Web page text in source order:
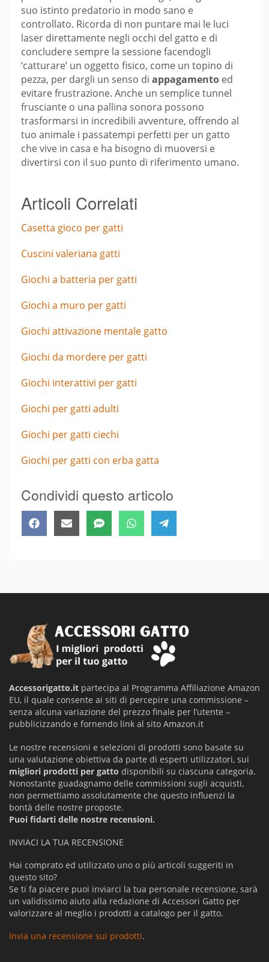
suo istinto predatorio in modo sano e
controllato. Ricorda di non puntare mai le luci
laser direttamente negli occhi del gatto e di
concludere sempre la sessione facendogli
‘catturare’ un oggetto fisico, come un topino di
pezza, per dargli un senso di appagamento ed
evitare frustrazione. Anche un semplice tunnel
frusciante o una pallina sonora possono
trasformarsi in incredibili avventure, offrendo al
tuo animale i passatempi perfetti per un gatto
che vive in casa e ha bisogno di muoversi e
divertirsi con il suo punto di riferimento umano.
Articoli Correlati
Casetta gioco per gatti
Cuscini valeriana gatti
Giochi a batteria per gatti
Giochi a muro per gatti
Giochi attivazione mentale gatto
Giochi da mordere per gatti
Giochi interattivi per gatti
Giochi per gatti adulti
Giochi per gatti ciechi
Giochi per gatti con erba gatta
Condividi questo articolo
Share
on
FacebookShare
on
Email Share
on
SMS Share
on
WhatsAppShare
on
Accessorigatto.it partecipa al Programma Affiliazione Amazon
EU, il quale consente ai siti di percepire una commissione –
senza alcuna variazione del prezzo finale per l’utente –
pubblicizzando e fornendo link al sito Amazon.it
Le nostre recensioni e selezioni di prodotti sono basate su
una valutazione obiettiva da parte di esperti utilizzatori, sui
migliori prodotti per gatto disponibili su ciascuna categoria.
Nonostante guadagnamo delle commissioni sugli acquisti,
non permettiamo assolutamente che questo influenzi la
bontà delle nostre proposte.
Puoi fidarti delle nostre recensioni.
INVIACI LA TUA RECENSIONE
Hai comprato ed utilizzato uno o più articoli suggeriti in
questo sito?
Se ti fa piacere puoi inviarci la tua personale recensione, sarà
un validissimo aiuto alla redazione di Accessori Gatto per
valorizzare al meglio i prodotti a catalogo per il gatto.
Invia una recensione sui prodotti.